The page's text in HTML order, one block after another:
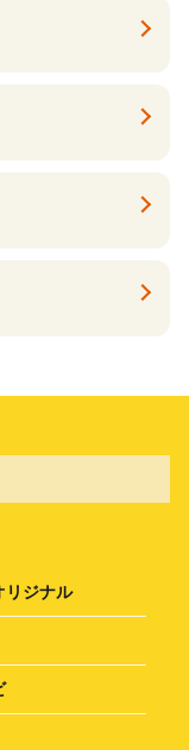
リジナル